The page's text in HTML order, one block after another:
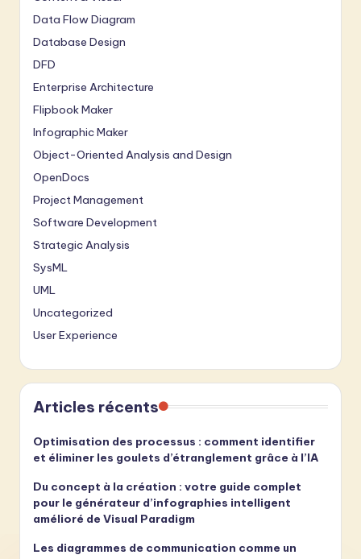
Data Flow Diagram
Database Design
DFD
Enterprise Architecture
Flipbook Maker
Infographic Maker
Object-Oriented Analysis and Design
OpenDocs
Project Management
Software Development
Strategic Analysis
SysML
UML
Uncategorized
User Experience
Articles récents
Optimisation des processus : comment identifier
et éliminer les goulets d’étranglement grâce à l’IA
Du concept à la création : votre guide complet
pour le générateur d’infographies intelligent
amélioré de Visual Paradigm
Les diagrammes de communication comme un